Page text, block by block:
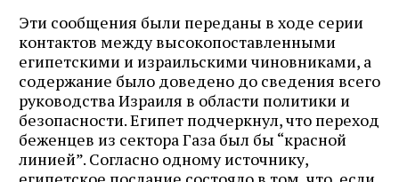
Эти сообщения были переданы в ходе серии
контактов между высокопоставленными
египетскими и израильскими чиновниками, а
содержание было доведено до сведения всего
руководства Израиля в области политики и
безопасности. Египет подчеркнул, что переход
беженцев из сектора Газа был бы “красной
линией”. Согласно одному источнику,